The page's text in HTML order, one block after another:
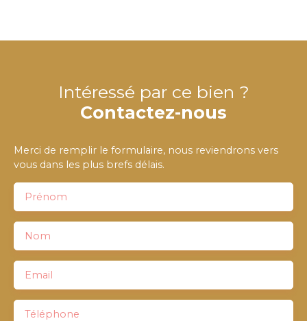
Intéressé par ce bien ?
Contactez-nous
Merci de remplir le formulaire, nous reviendrons vers
vous dans les plus brefs délais.
Prénom
Nom
Email
Téléphone